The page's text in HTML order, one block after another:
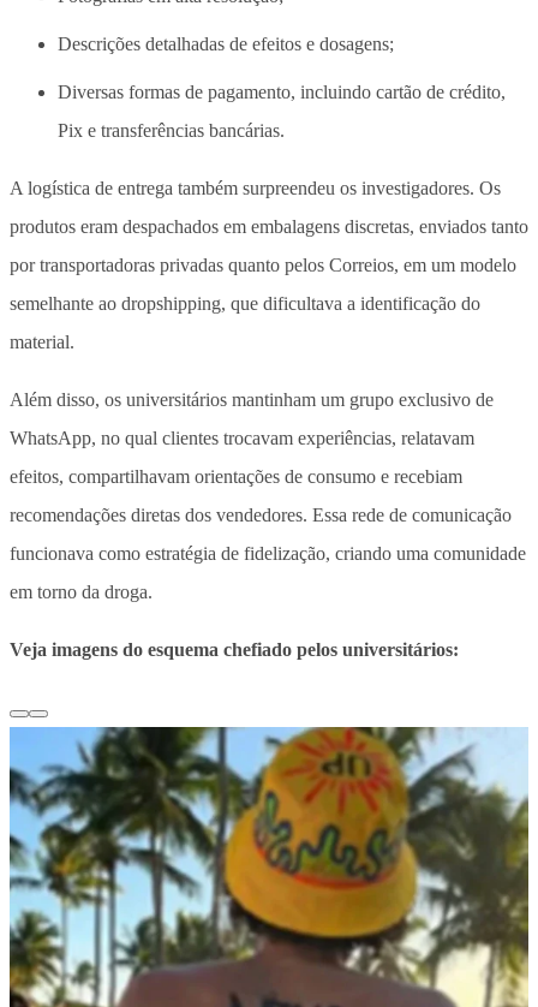
Descrições detalhadas de efeitos e dosagens;
Diversas formas de pagamento, incluindo cartão de crédito,
Pix e transferências bancárias.
A logística de entrega também surpreendeu os investigadores. Os
produtos eram despachados em embalagens discretas, enviados tanto
por transportadoras privadas quanto pelos Correios, em um modelo
semelhante ao dropshipping, que dificultava a identificação do
material.
Além disso, os universitários mantinham um grupo exclusivo de
WhatsApp, no qual clientes trocavam experiências, relatavam
efeitos, compartilhavam orientações de consumo e recebiam
recomendações diretas dos vendedores. Essa rede de comunicação
funcionava como estratégia de fidelização, criando uma comunidade
em torno da droga.
Veja imagens do esquema chefiado pelos universitários: